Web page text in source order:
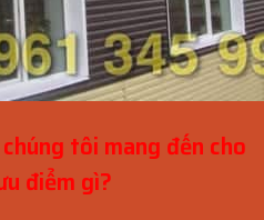
tôi mang đến cho
điểm gì?